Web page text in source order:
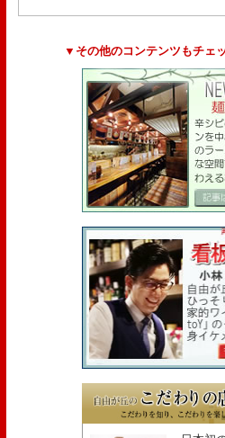
▼その他のコンテンツもチェ